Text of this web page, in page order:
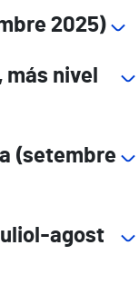
2025)
nivel
(setembre
agost